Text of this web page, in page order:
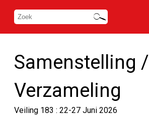
Samenstelling /
Verzameling
Veiling 183 : 22-27 Juni 2026